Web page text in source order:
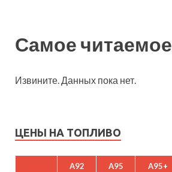
Самое читаемое
Извините. Данных пока нет.
ЦЕНЫ НА ТОПЛИВО
A92 A95 A95+